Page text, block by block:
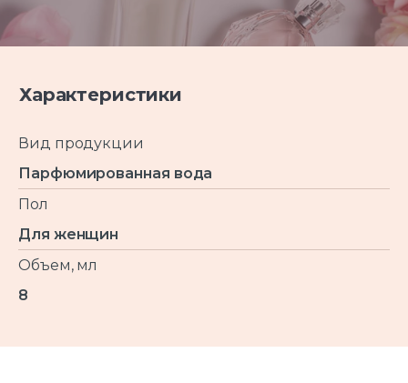
Характеристики
Вид продукции
Парфюмированная вода
Пол
Для женщин
Объем, мл
8